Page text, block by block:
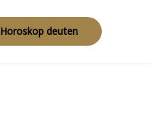
Horoskop deuten